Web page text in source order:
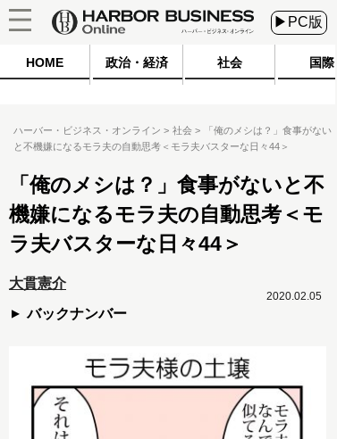
▶PC版
HOME 政治・経済 社会 国際
ハーバー・ビジネス・オンライン 社会
「俺のメシは？」食事がない
と不機嫌になるモラ夫の自動思考＜モラ夫バスターな日々44＞
「俺のメシは？」食事がないと不
機嫌になるモラ夫の自動思考＜モ
ラ夫バスターな日々44＞
大貫憲介
バックナンバー
2020.02.05